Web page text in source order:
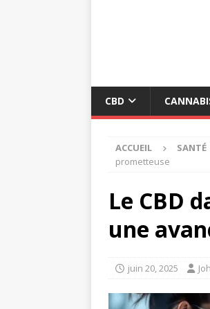
CBD
ACCUEIL SANTÉ
prometteuse
Le CBD
une
juin 20, 2025